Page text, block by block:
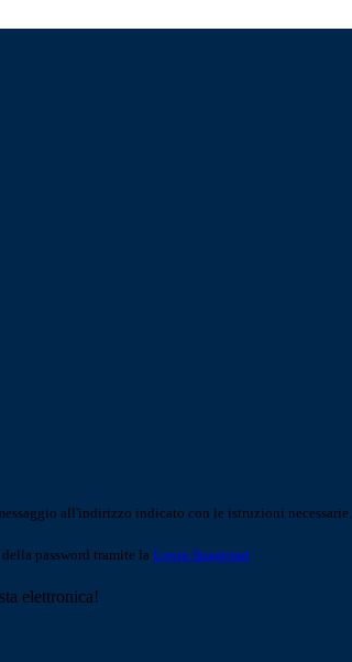
all'indirizzo indicato con le istruzioni necessarie.
password tramite la Login Spaggiari
elettronica!